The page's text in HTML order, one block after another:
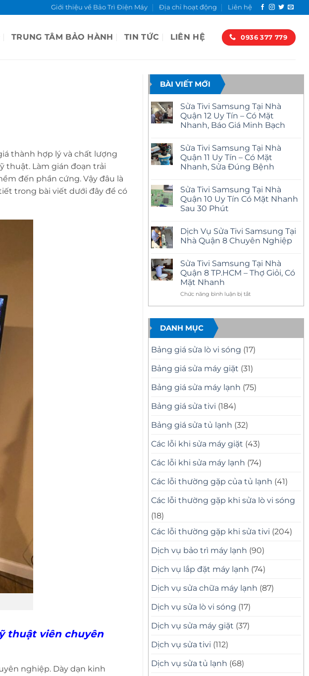
Giới thiệu về Bảo Trì Điện Máy Địa chỉ hoạt động Liên hệ
TRUNG TÂM BẢO HÀNH TIN TỨC LIÊN HỆ 0936 377 779
thành hợp lý và chất lượng
thuật. Làm gián đoạn trải
đến phần cứng. Vậy đâu là
trong bài viết dưới đây để có
thuật viên chuyên
nghiệp. Dày dạn kinh
BÀI VIẾT MỚI
Sửa Tivi Samsung Tại Nhà
Quận 12 Uy Tín – Có Mặt
Nhanh, Báo Giá Minh Bạch
bình
luận
ở
Sửa
Tại
Nhà
Quận
12
Uy
Có
Mặt
Nhanh,
Minh
Bạch
Sửa Tivi Samsung Tại Nhà
Quận 11 Uy Tín – Có Mặt
Nhanh, Sửa Đúng Bệnh
bình
luận
ở
Sửa
Tại
Nhà
Quận
Tín
–
Có
Mặt
Nhanh,
Sửa
Bệnh
Sửa Tivi Samsung Tại Nhà
Quận 10 Uy Tín Có Mặt Nhanh
Sau 30 Phút
bình
luận
ở
Samsung
Tại
Nhà
Quận
Uy
Có
Sau
Dịch Vụ Sửa Tivi Samsung Tại
Nhà Quận 8 Chuyên Nghiệp
bình
luận
ở
Dịch
Sửa
Samsung
Quận
Nghiệp
Sửa Tivi Samsung Tại Nhà
Quận 8 TP.HCM – Thợ Giỏi, Có
Mặt Nhanh
Chức năng bình luận bị tắtở
Samsung
8
–
Giỏi,
DANH MỤC
Bảng giá sửa lò vi sóng (17)
Bảng giá sửa máy giặt (31)
Bảng giá sửa máy lạnh (75)
Bảng giá sửa tivi (184)
Bảng giá sửa tủ lạnh (32)
Các lỗi khi sửa máy giặt (43)
Các lỗi khi sửa máy lạnh (74)
Các lỗi thường gặp của tủ lạnh (41)
Các lỗi thường gặp khi sửa lò vi sóng
(18)
Các lỗi thường gặp khi sửa tivi (204)
Dịch vụ bảo trì máy lạnh (90)
Dịch vụ lắp đặt máy lạnh (74)
Dịch vụ sửa chữa máy lạnh (87)
Dịch vụ sửa lò vi sóng (17)
Dịch vụ sửa máy giặt (37)
Dịch vụ sửa tivi (112)
Dịch vụ sửa tủ lạnh (68)